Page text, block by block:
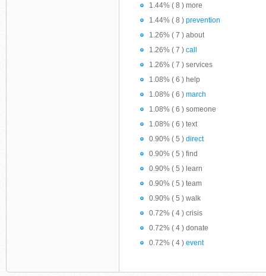
1.44% ( 8 ) more
1.44% ( 8 ) prevention
1.26% ( 7 ) about
1.26% ( 7 ) call
1.26% ( 7 ) services
1.08% ( 6 ) help
1.08% ( 6 ) march
1.08% ( 6 ) someone
1.08% ( 6 ) text
0.90% ( 5 ) direct
0.90% ( 5 ) find
0.90% ( 5 ) learn
0.90% ( 5 ) team
0.90% ( 5 ) walk
0.72% ( 4 ) crisis
0.72% ( 4 ) donate
0.72% ( 4 ) event